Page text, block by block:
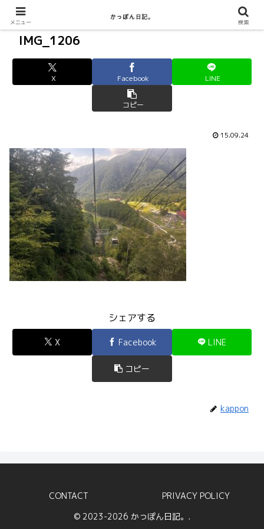
IMG_1206
X Facebook LINE
コピー
15.09.24
シェアする
X Facebook LINE
コピー
kappon
CONTACT
PRIVACY POLICY
© 2023-2026 かっぽん日記。.
メニュー 検索